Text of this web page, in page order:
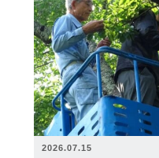
2026.07.15